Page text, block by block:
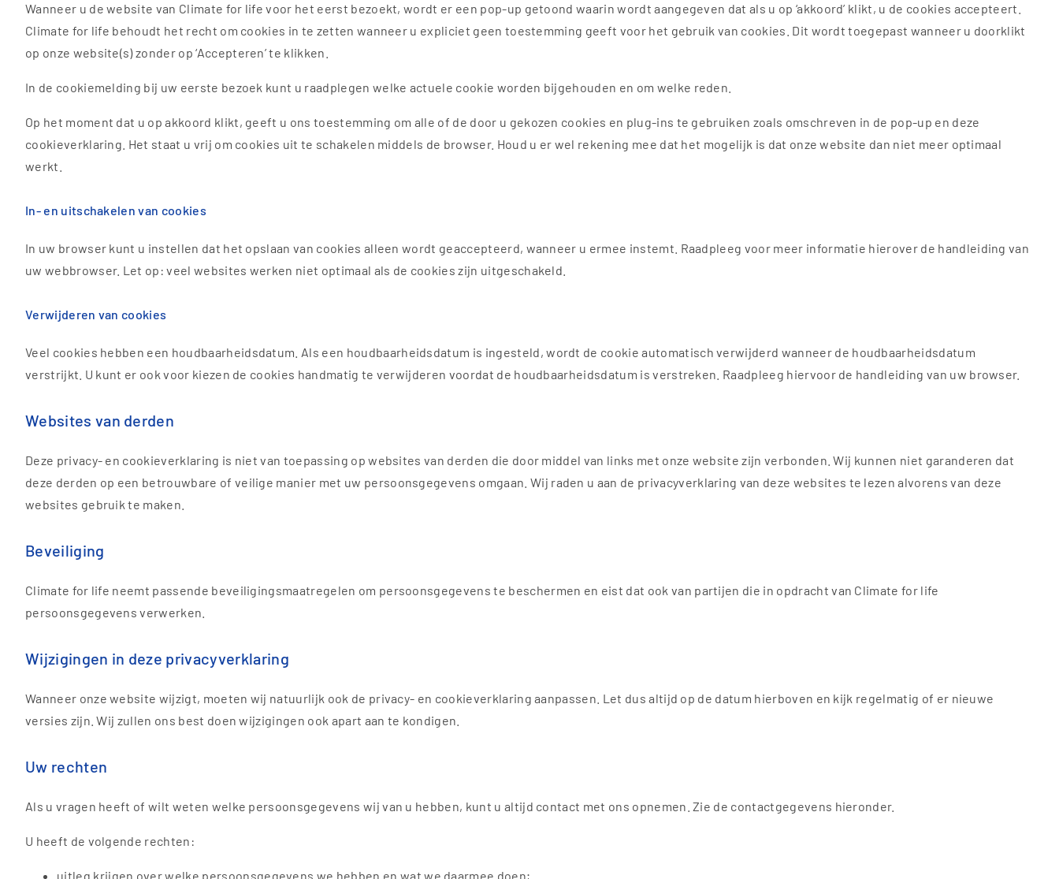
Wanneer u de website van Climate for life voor het eerst bezoekt, wordt er een pop-up getoond waarin wordt aangegeven dat als u op ‘akkoord’ klikt, u de cookies accepteert.
Climate for life behoudt het recht om cookies in te zetten wanneer u expliciet geen toestemming geeft voor het gebruik van cookies. Dit wordt toegepast wanneer u doorklikt
op onze website(s) zonder op ‘Accepteren’ te klikken.
In de cookiemelding bij uw eerste bezoek kunt u raadplegen welke actuele cookie worden bijgehouden en om welke reden.
Op het moment dat u op akkoord klikt, geeft u ons toestemming om alle of de door u gekozen cookies en plug-ins te gebruiken zoals omschreven in de pop-up en deze
cookieverklaring. Het staat u vrij om cookies uit te schakelen middels de browser. Houd u er wel rekening mee dat het mogelijk is dat onze website dan niet meer optimaal
werkt.
In- en uitschakelen van cookies
In uw browser kunt u instellen dat het opslaan van cookies alleen wordt geaccepteerd, wanneer u ermee instemt. Raadpleeg voor meer informatie hierover de handleiding van
uw webbrowser. Let op: veel websites werken niet optimaal als de cookies zijn uitgeschakeld.
Verwijderen van cookies
Veel cookies hebben een houdbaarheidsdatum. Als een houdbaarheidsdatum is ingesteld, wordt de cookie automatisch verwijderd wanneer de houdbaarheidsdatum
verstrijkt. U kunt er ook voor kiezen de cookies handmatig te verwijderen voordat de houdbaarheidsdatum is verstreken. Raadpleeg hiervoor de handleiding van uw browser.
Websites van derden
Deze privacy- en cookieverklaring is niet van toepassing op websites van derden die door middel van links met onze website zijn verbonden. Wij kunnen niet garanderen dat
deze derden op een betrouwbare of veilige manier met uw persoonsgegevens omgaan. Wij raden u aan de privacyverklaring van deze websites te lezen alvorens van deze
websites gebruik te maken.
Beveiliging
Climate for life neemt passende beveiligingsmaatregelen om persoonsgegevens te beschermen en eist dat ook van partijen die in opdracht van Climate for life
persoonsgegevens verwerken.
Wijzigingen in deze privacyverklaring
Wanneer onze website wijzigt, moeten wij natuurlijk ook de privacy- en cookieverklaring aanpassen. Let dus altijd op de datum hierboven en kijk regelmatig of er nieuwe
versies zijn. Wij zullen ons best doen wijzigingen ook apart aan te kondigen.
Uw rechten
Als u vragen heeft of wilt weten welke persoonsgegevens wij van u hebben, kunt u altijd contact met ons opnemen. Zie de contactgegevens hieronder.
U heeft de volgende rechten:
uitleg krijgen over welke persoonsgegevens we hebben en wat we daarmee doen;